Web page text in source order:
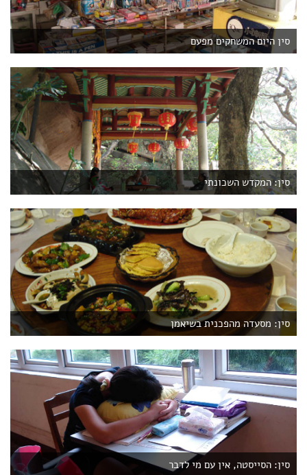
סין היום המשחקים מפעם
סין: המקדש השכונתי
סין: מסעדה מהפכנית בשיאמן
סין: הסייסטה, אין עם מי לדבר